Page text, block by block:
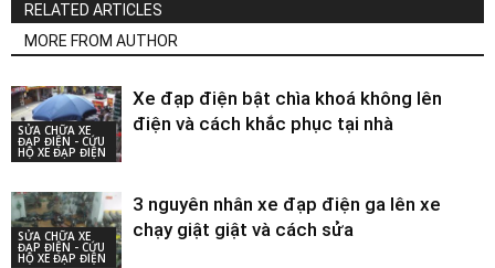
RELATED ARTICLES
MORE FROM AUTHOR
SỬA CHỮA XE
ĐẠP ĐIỆN - CỨU
HỘ XE ĐẠP ĐIỆN
Xe đạp điện bật chìa khoá không lên
điện và cách khắc phục tại nhà
SỬA CHỮA XE
ĐẠP ĐIỆN - CỨU
HỘ XE ĐẠP ĐIỆN
3 nguyên nhân xe đạp điện ga lên xe
chạy giật giật và cách sửa